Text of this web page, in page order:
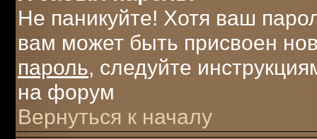
Не паникуйте! Хотя ваш
вам может быть присвоен
пароль, следуйте
на форум
Вернуться к началу